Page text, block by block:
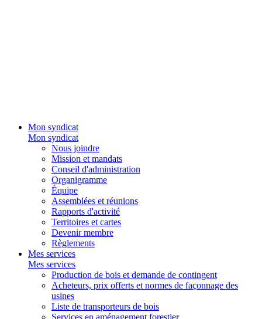
Mon syndicat
Mon syndicat
Nous joindre
Mission et mandats
Conseil d'administration
Organigramme
Équipe
Assemblées et réunions
Rapports d'activité
Territoires et cartes
Devenir membre
Règlements
Mes services
Mes services
Production de bois et demande de contingent
Acheteurs, prix offerts et normes de façonnage des
usines
Liste de transporteurs de bois
Services en aménagement forestier